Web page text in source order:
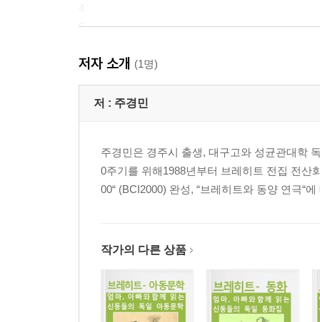
5
6
7
에필로그
포르스터 『샤쿤탈라』 독역이 독일 문학에 끼친
브레히트 서사극, 『샤쿤탈라』와 산스트크리트
샤쿤탈라 독(영)역본
저자 소개 (1명)
저 : 주경민
주경민은 경주시 출생, 대구고와 성균관대학
0주기를 위해1988년부터 브레히트 전집 전산
00“ (BCI2000) 완성, “브레히트와 동양 연극“
작가의 다른 상품